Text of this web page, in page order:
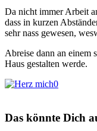
Da nicht immer Arbeit
dass in kurzen
sehr nass gewesen,
Abreise dann an einem
Haus gestalten werde.
0
Das könnte Dich